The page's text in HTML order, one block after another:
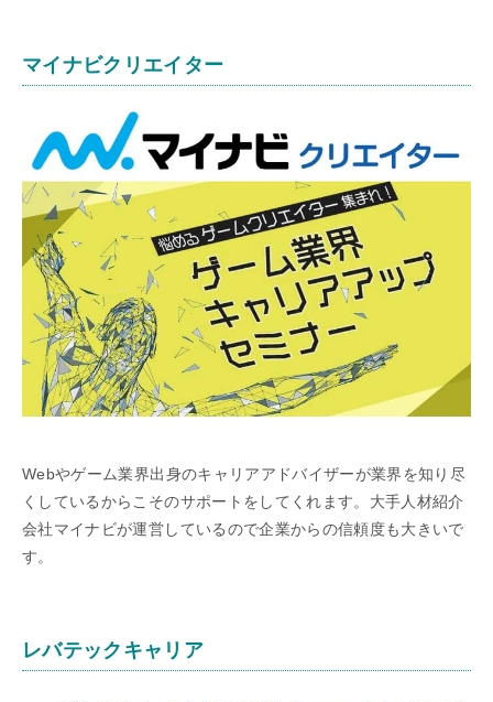
マイナビクリエイター
Webやゲーム業界出身のキャリアアドバイザーが業界を知り尽
くしているからこそのサポートをしてくれます。大手人材紹介
会社マイナビが運営しているので企業からの信頼度も大きいで
す。
レバテックキャリア